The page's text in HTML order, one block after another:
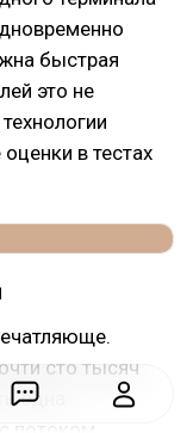
быстрая
это не
в тестах
сто тысяч
одна